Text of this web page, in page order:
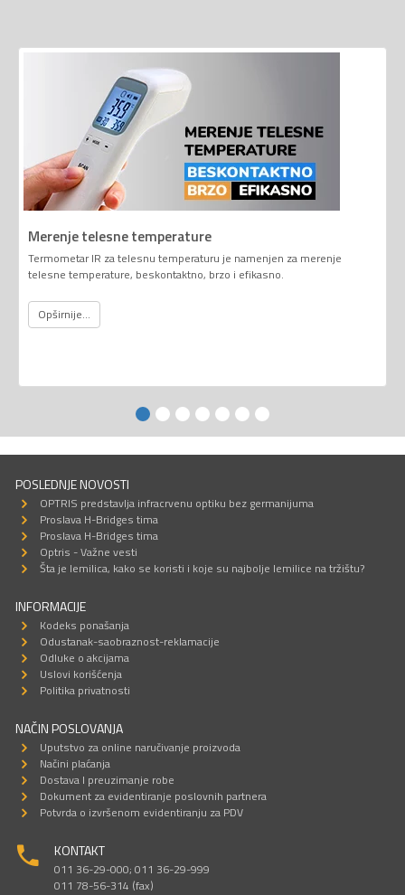
Merenje telesne temperature
Termometar IR za telesnu temperaturu je namenjen za merenje
telesne temperature, beskontaktno, brzo i efikasno.
Opširnije...
POSLEDNJE NOVOSTI
OPTRIS predstavlja infracrvenu optiku bez germanijuma
Proslava H-Bridges tima
Proslava H-Bridges tima
Optris - Važne vesti
Šta je lemilica, kako se koristi i koje su najbolje lemilice na tržištu?
INFORMACIJE
Kodeks ponašanja
Odustanak-saobraznost-reklamacije
Odluke o akcijama
Uslovi korišćenja
Politika privatnosti
NAČIN POSLOVANJA
Uputstvo za online naručivanje proizvoda
Načini plaćanja
Dostava I preuzimanje robe
Dokument za evidentiranje poslovnih partnera
Potvrda o izvršenom evidentiranju za PDV
KONTAKT
011 36-29-000; 011 36-29-999
011 78-56-314 (fax)